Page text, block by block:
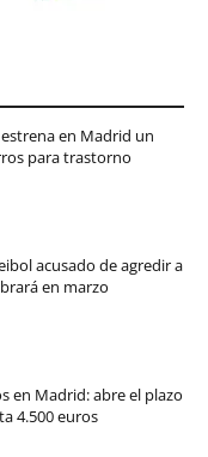
en Madrid un
para trastorno
acusado de agredir a
en marzo
en Madrid: abre el plazo
4.500 euros